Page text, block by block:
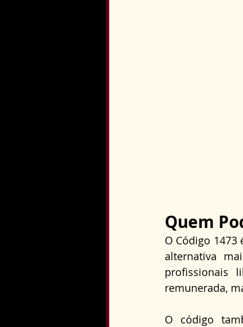
Quem
O Código
alternativa
profissionais
remunerada,
O código